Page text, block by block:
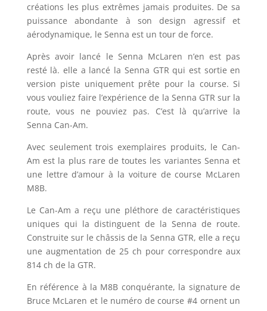
créations les plus extrêmes jamais produites. De sa
puissance abondante à son design agressif et
aérodynamique, le Senna est un tour de force.
Après avoir lancé le Senna McLaren n’en est pas
resté là. elle a lancé la Senna GTR qui est sortie en
version piste uniquement prête pour la course. Si
vous vouliez faire l’expérience de la Senna GTR sur la
route, vous ne pouviez pas. C’est là qu’arrive la
Senna Can-Am.
Avec seulement trois exemplaires produits, le Can-
Am est la plus rare de toutes les variantes Senna et
une lettre d’amour à la voiture de course McLaren
M8B.
Le Can-Am a reçu une pléthore de caractéristiques
uniques qui la distinguent de la Senna de route.
Construite sur le châssis de la Senna GTR, elle a reçu
une augmentation de 25 ch pour correspondre aux
814 ch de la GTR.
En référence à la M8B conquérante, la signature de
Bruce McLaren et le numéro de course #4 ornent un